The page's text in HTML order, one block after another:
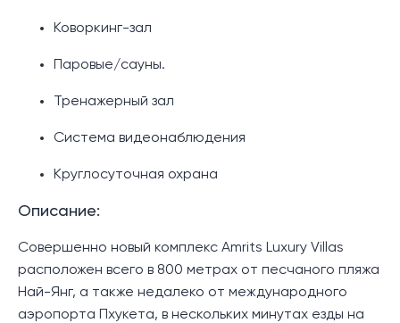
Коворкинг-зал
Паровые/сауны.
Тренажерный зал
Система видеонаблюдения
Круглосуточная охрана
Описание:
Совершенно новый комплекс Amrits Luxury Villas
расположен всего в 800 метрах от песчаного пляжа
Най-Янг, а также недалеко от международного
аэропорта Пхукета, в нескольких минутах езды на